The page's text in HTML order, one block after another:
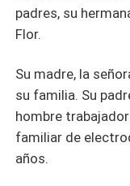
padres, su
Flor.
Su madre, la
su familia. Su
hombre
familiar de
años.